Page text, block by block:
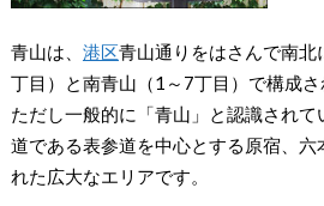
青山は、 港区青山通りをはさんで南
丁目）と南青山（1～7丁目）で構成さ
ただし一般的に「青山」と認識され
道である表参道を中心とする原宿、六
れた広大なエリアです。